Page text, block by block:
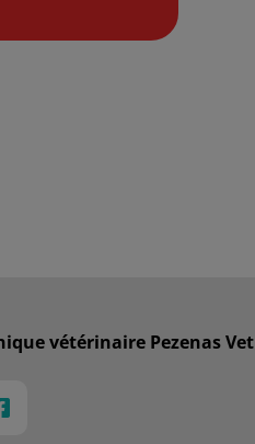
vétérinaire Pezenas Vet